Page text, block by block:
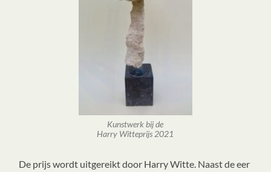
Kunstwerk bij de
Harry Witteprijs 2021
De prijs wordt uitgereikt door Harry Witte. Naast de eer